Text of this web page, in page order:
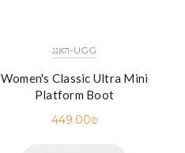
UGG-האגג
Women's Classic Ultra Mini
Platform Boot
449.00₪